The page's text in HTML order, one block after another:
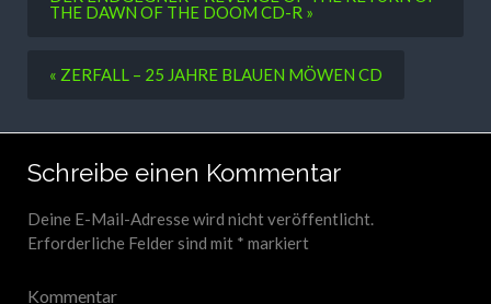
THE DAWN OF THE DOOM CD-R »
« ZERFALL – 25 JAHRE BLAUEN MÖWEN CD
Schreibe einen Kommentar
Deine E-Mail-Adresse wird nicht veröffentlicht.
Erforderliche Felder sind mit * markiert
Kommentar